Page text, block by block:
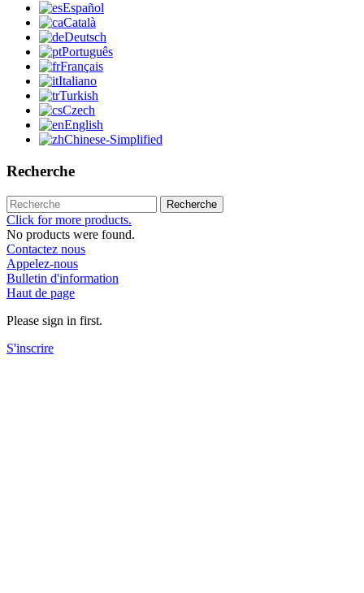
Español
Català
Deutsch
Português
Français
Italiano
Turkish
Czech
English
Chinese-Simplified
Recherche
Recherche
Click for more products.
No products were found.
Contactez nous
Appelez-nous
Bulletin d'information
Haut de page
Please sign in first.
S'inscrire